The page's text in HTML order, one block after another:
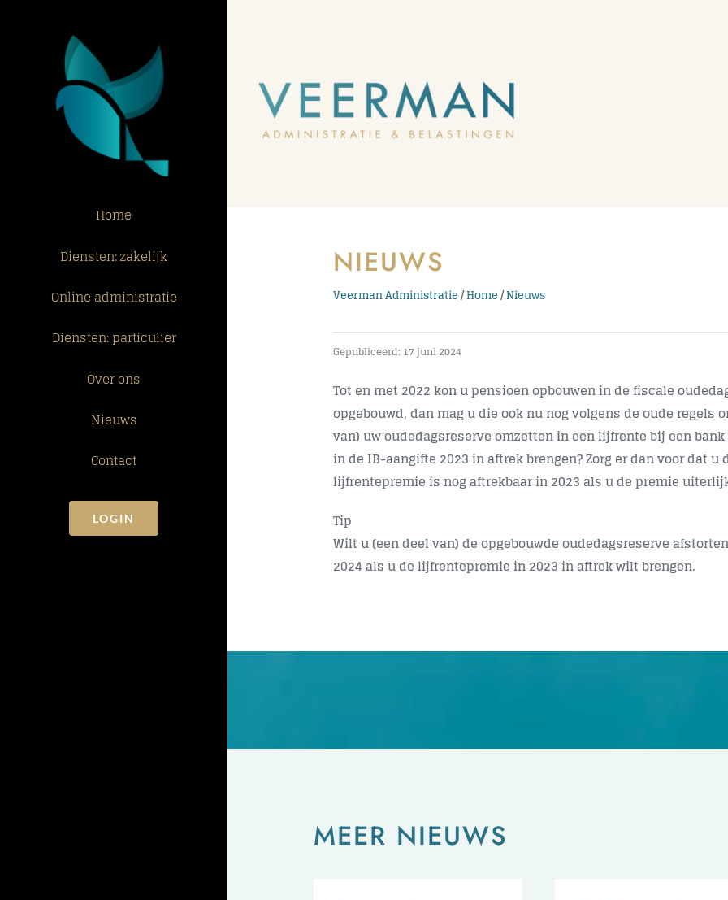
Home
Diensten: zakelijk
Online administratie
Diensten: particulier
Over ons
Nieuws
Contact
LOGIN
NIEUWS
Veerman Administratie/Home/Nieuws
Gepubliceerd: 17 juni 2024
Tot en met 2022 kon u pensioen opbouwen in de fiscale
opgebouwd, dan mag u die ook nu nog volgens de oude
van) uw oudedagsreserve omzetten in een lijfrente bij een
in de IB-aangifte 2023 in aftrek brengen? Zorg er dan voor dat
lijfrentepremie is nog aftrekbaar in 2023 als u de premie
Tip
Wilt u (een deel van) de opgebouwde oudedagsreserve
2024als u de lijfrentepremie in 2023 in aftrek wilt brengen.
MEER NIEUWS